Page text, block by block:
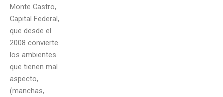
Monte Castro,
Capital Federal,
que desde el
2008 convierte
los ambientes
que tienen mal
aspecto,
(manchas,